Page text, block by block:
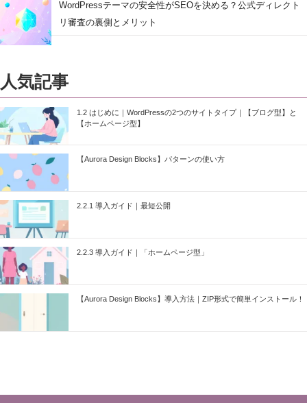
WordPressテーマの安全性がSEOを決める？公式ディレクト
リ審査の裏側とメリット
人気記事
1.2 はじめに｜WordPressの2つのサイトタイプ｜【ブログ型】と
【ホームページ型】
【Aurora Design Blocks】パターンの使い方
2.2.1 導入ガイド｜最短公開
2.2.3 導入ガイド｜「ホームページ型」
【Aurora Design Blocks】導入方法｜ZIP形式で簡単インストール！